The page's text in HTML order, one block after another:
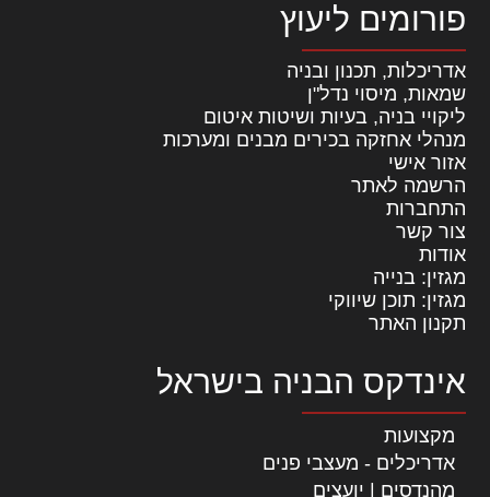
פורומים ליעוץ
אדריכלות, תכנון ובניה
שמאות, מיסוי נדל"ן
ליקויי בניה, בעיות ושיטות איטום
מנהלי אחזקה בכירים מבנים ומערכות
אזור אישי
הרשמה לאתר
התחברות
צור קשר
אודות
מגזין: בנייה
מגזין: תוכן שיווקי
תקנון האתר
אינדקס הבניה בישראל
מקצועות
אדריכלים - מעצבי פנים
מהנדסים | יועצים